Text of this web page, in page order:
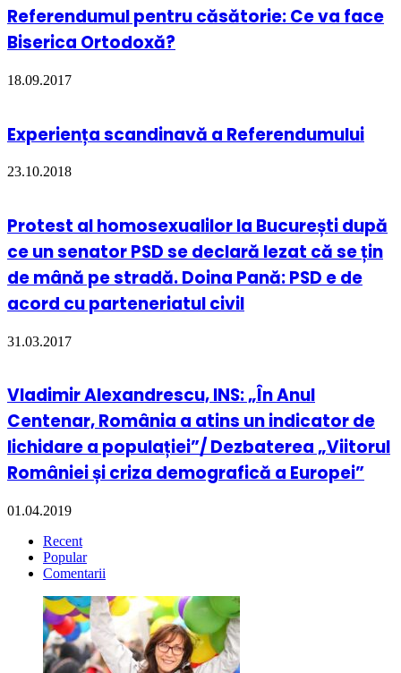
Referendumul pentru căsătorie: Ce va face
Biserica Ortodoxă?
18.09.2017
Experiența scandinavă a Referendumului
23.10.2018
Protest al homosexualilor la București după
ce un senator PSD se declară lezat că se țin
de mână pe stradă. Doina Pană: PSD e de
acord cu parteneriatul civil
31.03.2017
Vladimir Alexandrescu, INS: „În Anul
Centenar, România a atins un indicator de
lichidare a populației”/ Dezbaterea „Viitorul
României și criza demografică a Europei”
01.04.2019
Recent
Popular
Comentarii